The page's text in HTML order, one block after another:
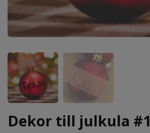
Dekor till julkula #1